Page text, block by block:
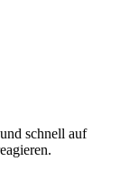
schnell auf